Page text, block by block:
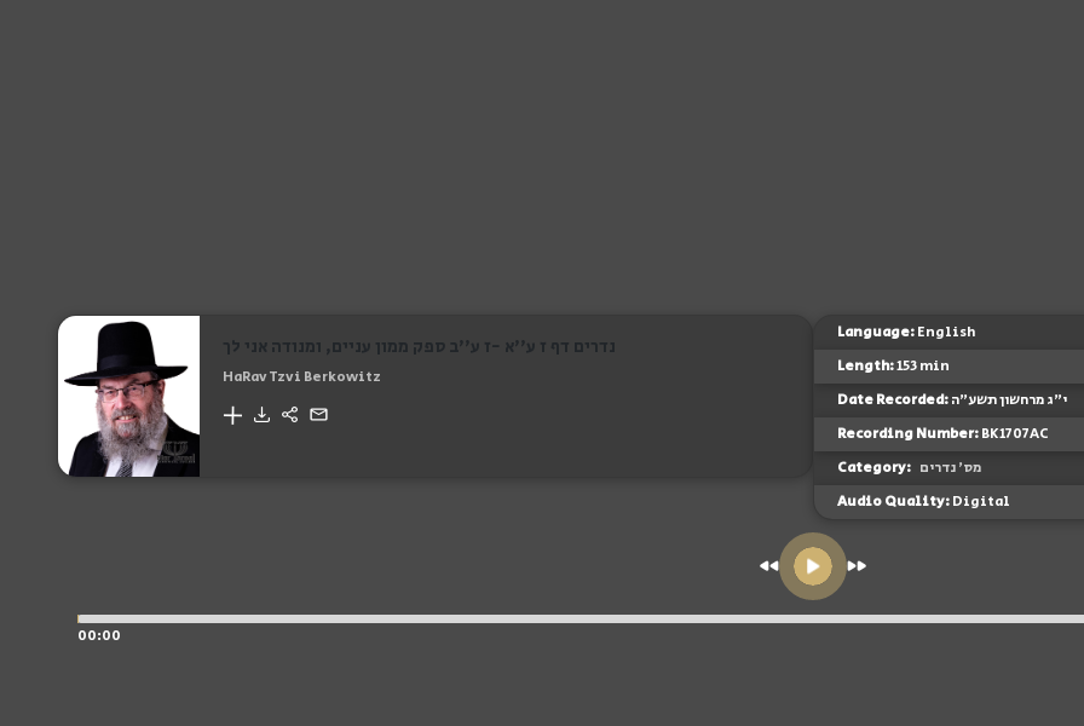
נדרים דף ז ע''א -ז ע''ב ספק ממון עניים, ומנודה אני לך
HaRav Tzvi Berkowitz
Language:English
Length:153 min
Date Recorded:י"ג מרחשון תשע"ה
Recording Number:BK1707AC
Category: מס' נדרים
Audio Quality:Digital
00:00